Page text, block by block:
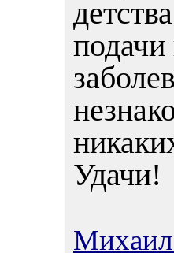
подачи
Удачи!
Михаил